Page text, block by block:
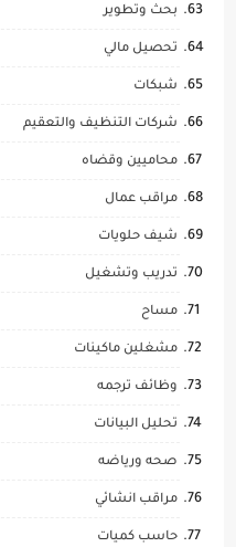
بحث وتطوير
تحصيل مالي
شبكات
شركات التنظيف والتعقيم
محاميين وقضاه
مراقب عمال
شيف حلويات
تدريب وتشغيل
مساح
مشغلين ماكينات
وظائف ترجمه
تحليل البيانات
صحه ورياضه
مراقب انشائي
حاسب كميات